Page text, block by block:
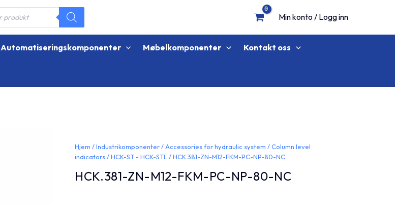
Min konto / Logg inn
Automatiseringskomponenter Møbelkomponenter Kontakt oss
Hjem /Industrikomponenter/ Accessories for hydraulic system /Column level
indicators/HCK-ST - HCK-STL / HCK.381-ZN-M12-FKM-PC-NP-80-NC
HCK.381-ZN-M12-FKM-PC-NP-80-NC